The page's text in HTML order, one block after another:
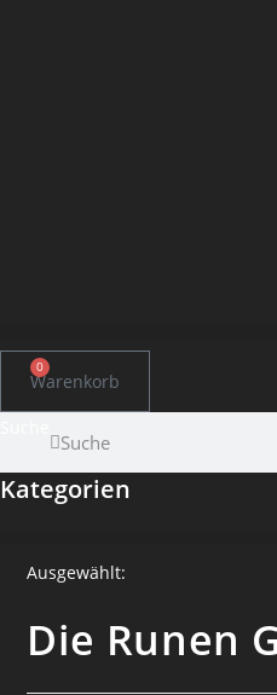
0
Warenkorb
Suche
Kategorien
Ausgewählt:
Die Runen